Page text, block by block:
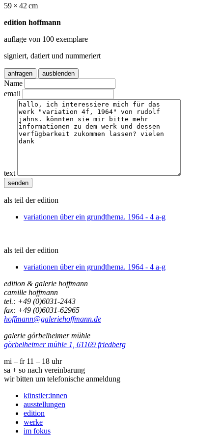
59 × 42 cm
edition hoffmann
auflage von 100 exemplare
signiert, datiert und nummeriert
anfragen ausblenden
Name
email
text
als teil der edition
variationen über ein grundthema. 1964 - 4 a-g
als teil der edition
variationen über ein grundthema. 1964 - 4 a-g
edition & galerie hoffmann
camille hoffmann
tel.: +49 (0)6031-2443
fax: +49 (0)6031-62965
hoffmann@galeriehoffmann.de
galerie görbelheimer mühle
görbelheimer mühle 1, 61169 friedberg
mi – fr 11 – 18 uhr
sa + so nach vereinbarung
wir bitten um telefonische anmeldung
künstler:innen
ausstellungen
edition
werke
im fokus